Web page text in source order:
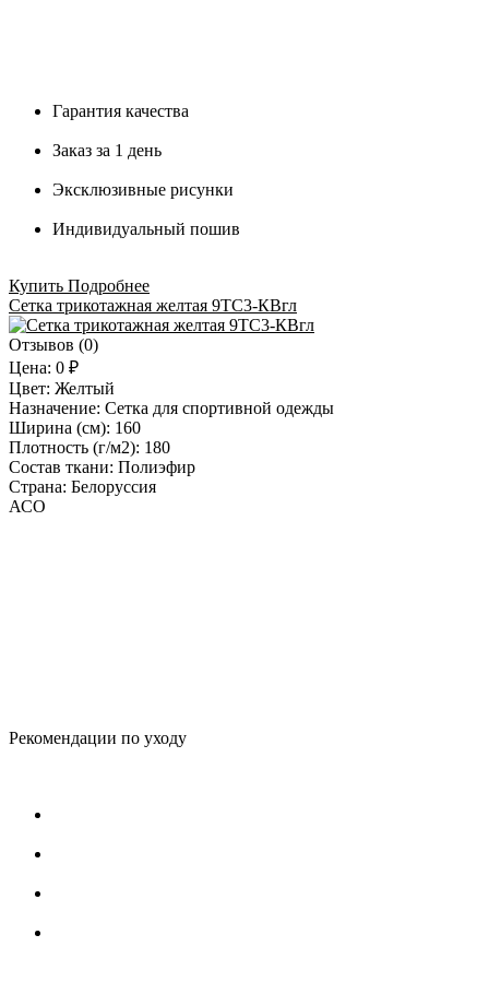
Гарантия качества
Заказ за 1 день
Эксклюзивные рисунки
Индивидуальный пошив
Купить Подробнее
Сетка трикотажная желтая 9ТС3-КВгл
Отзывов (0)
Цена: 0 ₽
Цвет: Желтый
Назначение: Сетка для спортивной одежды
Ширина (см): 160
Плотность (г/м2): 180
Состав ткани: Полиэфир
Страна: Белоруссия
АСО
Рекомендации по уходу